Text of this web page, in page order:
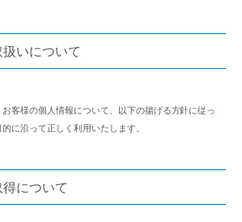
いについて
客様の個人情報について、以下の揚げる方針に従っ
に沿って正しく利用いたします。
について